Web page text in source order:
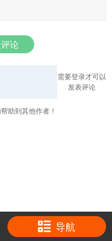
论
需要登录才可以
发表评论
助到其他作者！
导航